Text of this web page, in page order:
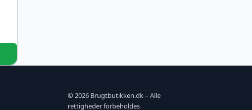
© 2026 Brugtbutikken.dk – Alle
rettigheder forbeholdes